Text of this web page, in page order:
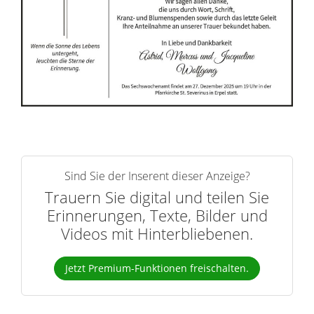
n
Sind Sie der Inserent dieser Anzeige?
Trauern Sie digital und teilen Sie
Erinnerungen, Texte, Bilder und
Videos mit Hinterbliebenen.
Jetzt Premium-Funktionen freischalten.